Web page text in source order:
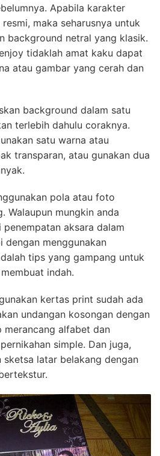
Apabila karakter
maka seharusnya untuk
background netral yang klasik.
tidaklah amat kaku dapat
atau gambar yang cerah dan
background dalam satu
terlebih dahulu coraknya.
satu warna atau
transparan, atau gunakan dua
pola atau foto
Walaupun mungkin anda
aksara dalam
dengan menggunakan
tips yang gampang untuk
indah.
kertas print sudah ada
undangan kosongan dengan
alfabet dan
simple. Dan juga,
sketsa latar belakang dengan